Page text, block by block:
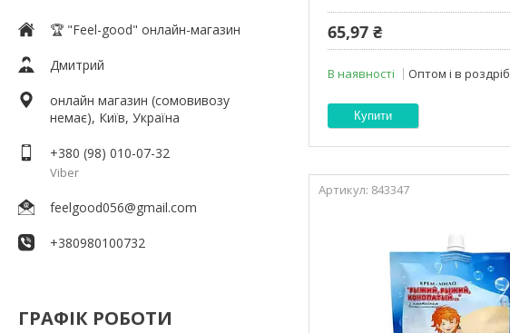
🏆 "Feel-good" онлайн-магазин
Дмитрий
онлайн магазин (сомовивозу
немає), Київ, Україна
+380 (98) 010-07-32
Viber
feelgood056@gmail.com
+380980100732
ГРАФІК РОБОТИ
65,97 ₴
В наявності Оптом і в роздріб
Купити
843347